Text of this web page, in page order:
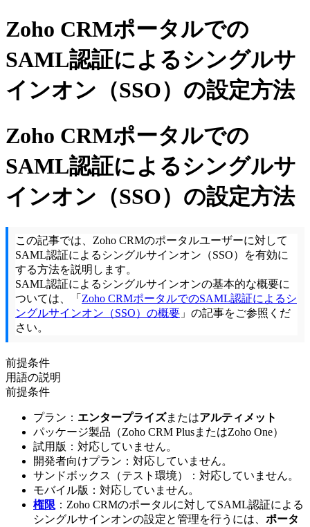
Zoho CRMポータルでの
SAML認証によるシングルサ
インオン（SSO）の設定方法
Zoho CRMポータルでの
SAML認証によるシングルサ
インオン（SSO）の設定方法
この記事では、Zoho CRMのポータルユーザーに対して
SAML認証によるシングルサインオン（SSO）を有効に
する方法を説明します。
SAML認証によるシングルサインオンの基本的な概要に
ついては、「 Zoho CRMポータルでのSAML認証によるシ
ングルサインオン（SSO）の概要 」の記事をご参照くだ
さい。
前提条件
用語の説明
前提条件
プラン： エンタープライズまたはアルティメット
パッケージ製品（Zoho CRM PlusまたはZoho One）
試用版：対応していません。
開発者向けプラン：対応していません。
サンドボックス（テスト環境）：対応していません。
モバイル版：対応していません。
権限 ：Zoho CRMのポータルに対してSAML認証による
シングルサインオンの設定と管理を行うには、 ポータ